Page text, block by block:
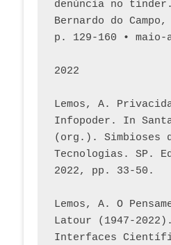
denúncia no tinder.
Bernardo do
p. 129-160 •
2022
Lemos, A.
Infopoder. In
(org.). Simbioses
Tecnologias. SP.
2022, pp. 33-50.
Lemos, A. O
Latour (1947-
Interfaces